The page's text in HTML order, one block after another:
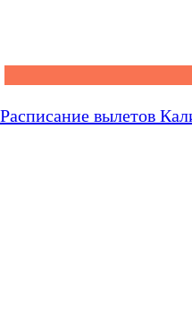
Расписание вылетов